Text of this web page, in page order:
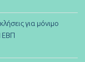
για μόνιμο
ΕΒΠ